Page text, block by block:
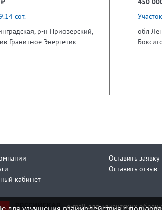
сот.
р-н Приозерский,
Гранитное Энергетик
обл
кабинет
Оставить заявку
Оставить отзыв
e-mail для клиентских